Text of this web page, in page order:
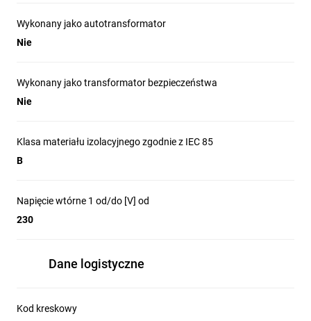
Wykonany jako autotransformator
Nie
Wykonany jako transformator bezpieczeństwa
Nie
Klasa materiału izolacyjnego zgodnie z IEC 85
B
Napięcie wtórne 1 od/do [V] od
230
Dane logistyczne
Kod kreskowy